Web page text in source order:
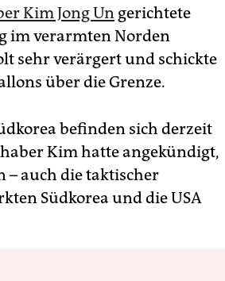
Kim Jong Un gerichtete
im verarmten Norden
sehr verärgert und schickte
über die Grenze.
befinden sich derzeit
Kim hatte angekündigt,
– auch die taktischer
Südkorea und die USA